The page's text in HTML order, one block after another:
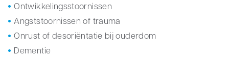
Ontwikkelingsstoornissen
Angststoornissen of trauma
Onrust of desoriëntatie bij ouderdom
Dementie